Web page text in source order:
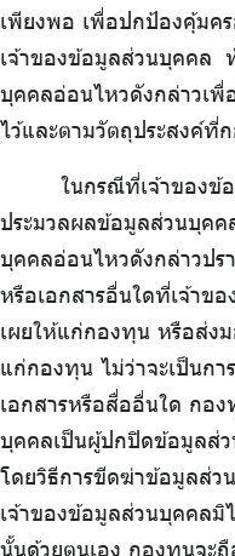
เพียงพอ เพื่อปกป้องคุ้มค
เจ้าของข้อมูลส่วนบุคคล
บุคคลอ่อนไหวดังกล่าวเ
ไว้และตามวัตถุประสงค์ที่
ในกรณีที่เจ้าของข้
ประมวลผลข้อมูลส่วนบุค
บุคคลอ่อนไหวดังกล่าวปร
หรือเอกสารอื่นใดที่เจ้าข
เผยให้แก่กองทุน หรือส่ง
แก่กองทุน ไม่ว่าจะเป็นก
เอกสารหรือสื่ออื่นใด กอ
บุคคลเป็นผู้ปกปิดข้อมูลส่ว
โดยวิธีการขีดฆ่าข้อมูลส่ว
เจ้าของข้อมูลส่วนบุคคล
นั้นด้วยตนเอง กองทุนจะ